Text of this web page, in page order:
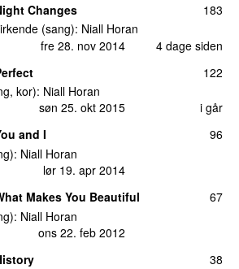
tirs 30. jun 2026
1
38 dage siden
1
tirs 13. jun 2023
ons 1. jul 2026
1
tors 15. jun 2023
Maren Morris)
Changes
fre 28. nov 2014 4 dage siden
183
(sang): Niall Horan
søn 25. okt 2015 i går
122
kor): Niall Horan
and I
lør 19. apr 2014
96
Niall Horan
Makes You Beautiful
ons 22. feb 2012
67
Niall Horan
38